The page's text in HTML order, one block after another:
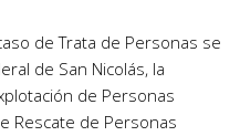
de Trata de Personas se
de San Nicolás, la
de Personas
Rescate de Personas